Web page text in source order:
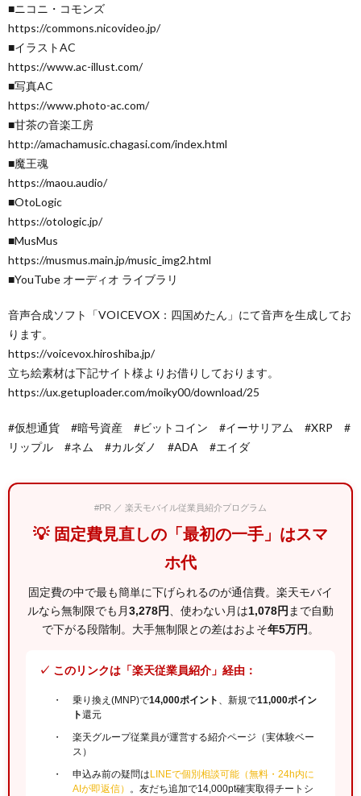
■ニコニ・コモンズ
https://commons.nicovideo.jp/
■イラストAC
https://www.ac-illust.com/
■写真AC
https://www.photo-ac.com/
■甘茶の音楽工房
http://amachamusic.chagasi.com/index.html
■魔王魂
https://maou.audio/
■OtoLogic
https://otologic.jp/
■MusMus
https://musmus.main.jp/music_img2.html
■YouTube オーディオ ライブラリ
音声合成ソフト「VOICEVOX：四国めたん」にて音声を生成してお
ります。
https://voicevox.hiroshiba.jp/
立ち絵素材は下記サイト様よりお借りしております。
https://ux.getuploader.com/moiky00/download/25
#仮想通貨 #暗号資産 #ビットコイン #イーサリアム #XRP #
リップル #ネム #カルダノ #ADA #エイダ
#PR ／ 楽天モバイル従業員紹介プログラム
💡 固定費見直しの「最初の一手」はスマ
ホ代
固定費の中で最も簡単に下げられるのが通信費。楽天モバイ
ルなら無制限でも月3,278円 、使わない月は1,078円 まで自動
で下がる段階制。大手無制限との差はおよそ年5万円。
✓ このリンクは「楽天従業員紹介」経由：
乗り換え(MNP)で14,000ポイント 、新規で11,000ポイン
ト還元
楽天グループ従業員が運営する紹介ページ（実体験ベー
ス）
申込み前の疑問はLINEで個別相談可能（無料・24h内に
AIが即返信）
。友だち追加で14,000pt確実取得チートシ